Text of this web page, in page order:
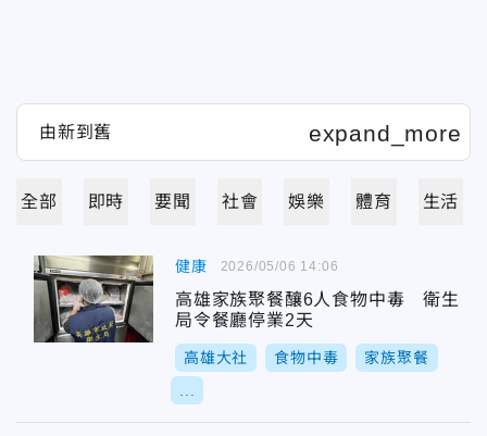
全部 即時 要聞 社會 娛樂 體育 生活
健康
高雄家族聚餐釀6人食物中毒 衛生
局令餐廳停業2天
高雄大社 食物中毒 家族聚餐
2026/05/06 14:06